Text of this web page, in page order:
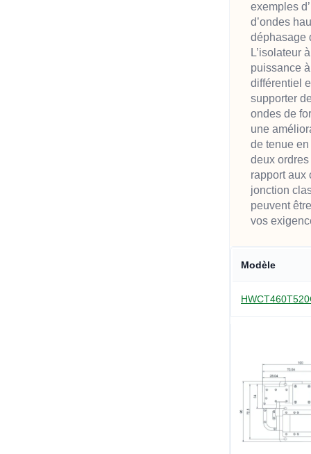
exemples
d’ondes
déphasage
L’isolateur
puissance
différentiel
supporter
ondes de
une
de tenue en
deux
rapport aux
jonction
peuvent
vos
Modèle